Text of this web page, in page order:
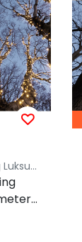
Kerstverlichting Luksus - Koppelbaar